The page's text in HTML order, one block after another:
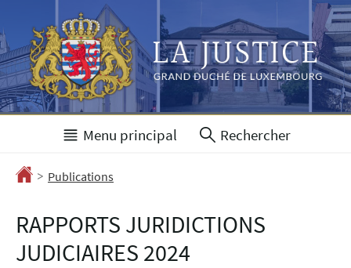
à
la
navigation
au
contenu
Menu principal Rechercher
Accueil
> Publications
RAPPORTS JURIDICTIONS
JUDICIAIRES 2024